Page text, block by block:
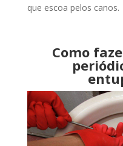
que escoa pelos canos.
Como